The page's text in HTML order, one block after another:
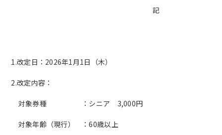
記
1.改定日：2026年1月1日（木）
2.改定内容：
対象券種 ：シニア 3,000円
対象年齢（現行） ：60歳以上